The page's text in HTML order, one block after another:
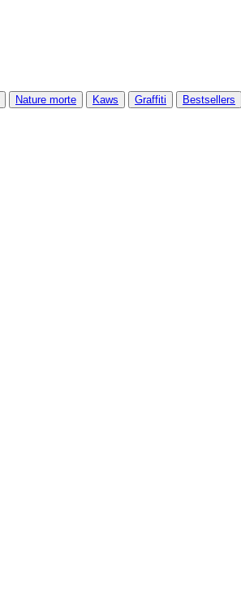
Nature morte Kaws Graffiti Bestsellers